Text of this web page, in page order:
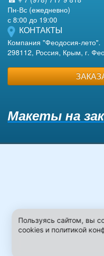
Пн-Вс (ежедневно)
с 8:00 до 19:00
КОНТАКТЫ
Компания "Феодосия-лето".
298112, Россия, Крым, г.
Макеты на
Пользуясь сайтом, вы
cookies и политикой